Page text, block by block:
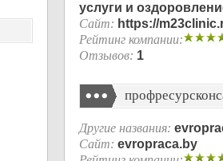
услуги и
Сайт: https://
Рейтинг компании:
Отзывов: 1
Другие названия:
Сайт: evropraca.by